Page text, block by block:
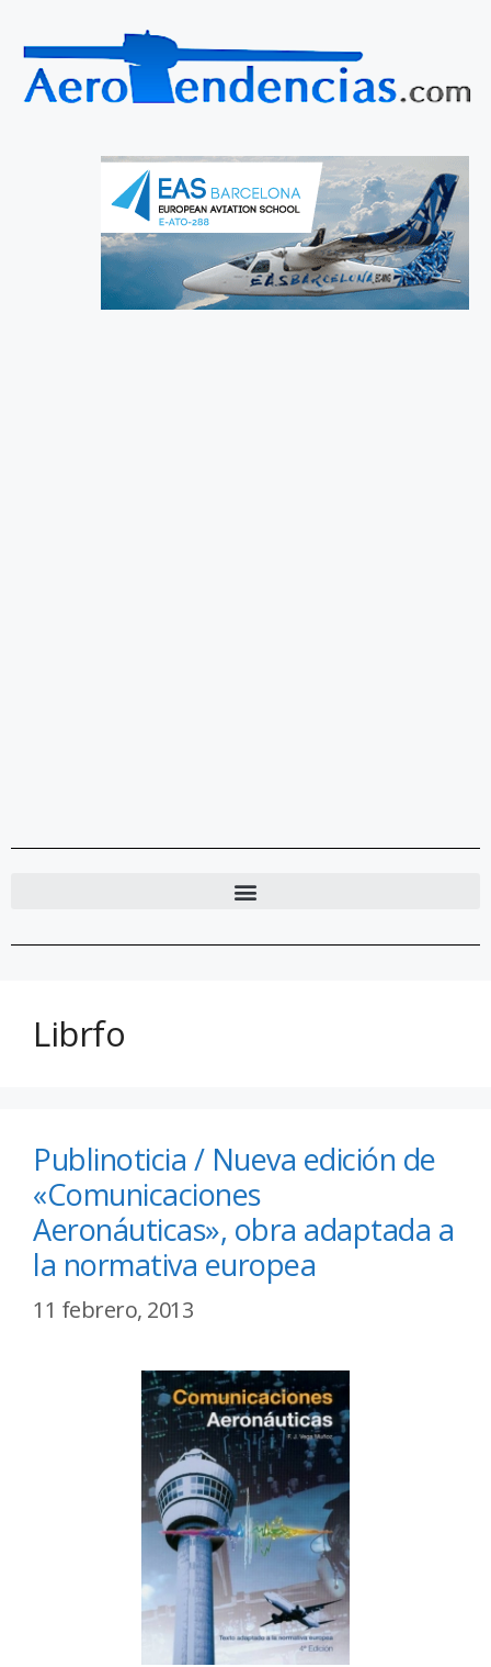
Librfo
Publinoticia / Nueva edición de
«Comunicaciones
Aeronáuticas», obra adaptada a
la normativa europea
11 febrero, 2013